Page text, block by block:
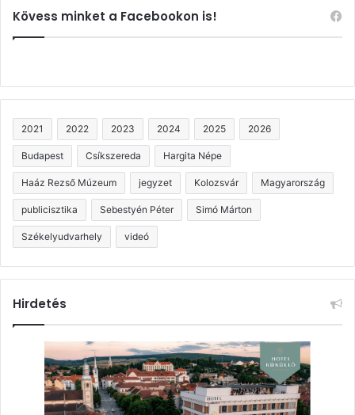
Kövess minket a Facebookon is!
2021 2022 2023 2024 2025 2026
Budapest Csíkszereda Hargita Népe
Haáz Rezső Múzeum jegyzet Kolozsvár Magyarország
publicisztika Sebestyén Péter Simó Márton
Székelyudvarhely videó
Hirdetés